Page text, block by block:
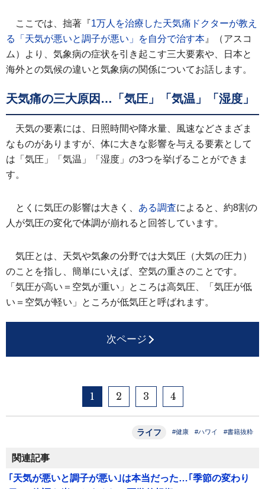
ここでは、拙著『1万人を治療した天気痛ドクターが教え
る「天気が悪いと調子が悪い」を自分で治す本 』（アスコ
ム）より、気象病の症状を引き起こす三大要素や、日本と
海外との気候の違いと気象病の関係についてお話します。
天気痛の三大原因…「気圧」「気温」「湿度」
天気の要素には、日照時間や降水量、風速などさまざま
なものがありますが、体に大きな影響を与える要素として
は「気圧」「気温」「湿度」の3つを挙げることができま
す。
とくに気圧の影響は大きく、 ある調査によると、約8割の
人が気圧の変化で体調が崩れると回答しています。
気圧とは、天気や気象の分野では大気圧（大気の圧力）
のことを指し、簡単にいえば、空気の重さのことです。
「気圧が高い＝空気が重い」ところは高気圧、「気圧が低
い＝空気が軽い」ところが低気圧と呼ばれます。
次ページ
1 2 3 4
ライフ #健康 #ハワイ #書籍抜粋
関連記事
｢天気が悪いと調子が悪い｣は本当だった…｢季節の変わり